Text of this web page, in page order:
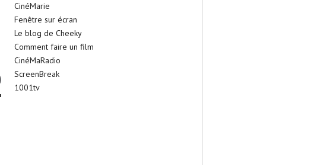
CinéMarie
Fenêtre sur écran
Le blog de Cheeky
Comment faire un film
CinéMaRadio
ScreenBreak
1001tv